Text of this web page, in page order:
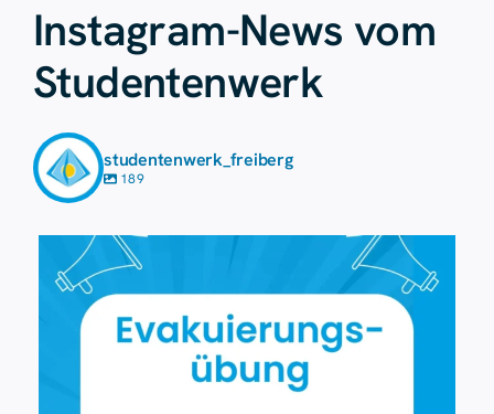
Instagram-News vom
Studentenwerk
studentenwerk_freiberg
189